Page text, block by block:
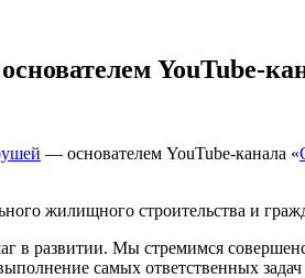
YouTube-
— основателем YouTube-канала «
жилищного строительства и
в развитии. Мы стремимся
самых ответственных задач